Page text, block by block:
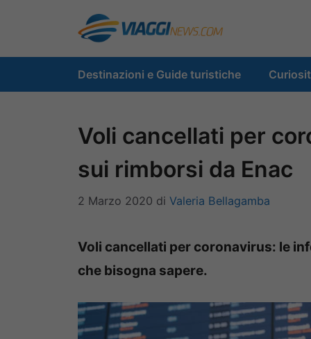
contenuto
Destinazioni e Guide turistiche
Voli cancellati per
sui rimborsi da Enac
2 Marzo 2020 di Valeria Bellagamba
Voli cancellati per coronavirus: le
che bisogna sapere.